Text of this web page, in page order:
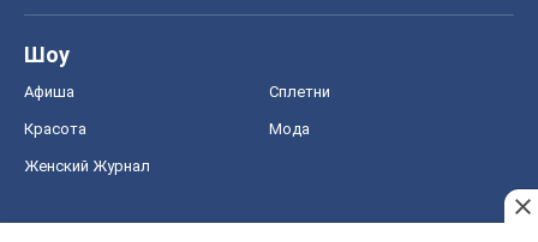
Шоу
Афиша Сплетни
Красота Мода
Женский Журнал